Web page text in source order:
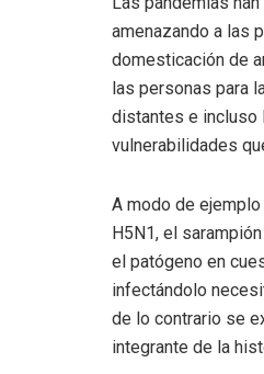
amenazando a las
domesticación de
las personas para
distantes e incluso
vulnerabilidades
A modo de
H5N1, el
el patógeno en
infectándolo
de lo contrario se
integrante de la